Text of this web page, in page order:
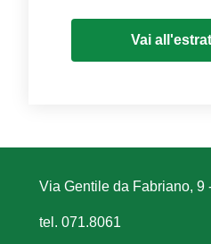
Vai
Via Gentile da Fabriano, 9
tel. 071.8061